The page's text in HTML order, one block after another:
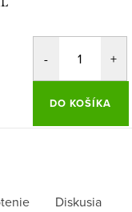
DO KOŠÍKA
Diskusia